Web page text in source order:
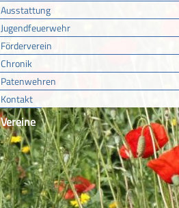
Ausstattung
Jugendfeuerwehr
Förderverein
Chronik
Patenwehren
Kontakt
Vereine